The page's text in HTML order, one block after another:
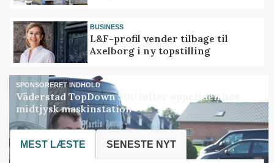
BUSINESS
L&F-profil vender tilbage til
Axelborg i ny topstilling
SPONSORERET INDHOLD
Väderstad TopDown 500 løfter oppetiden hos
midtjysk maskinstation
MEST LÆSTE SENESTE NYT